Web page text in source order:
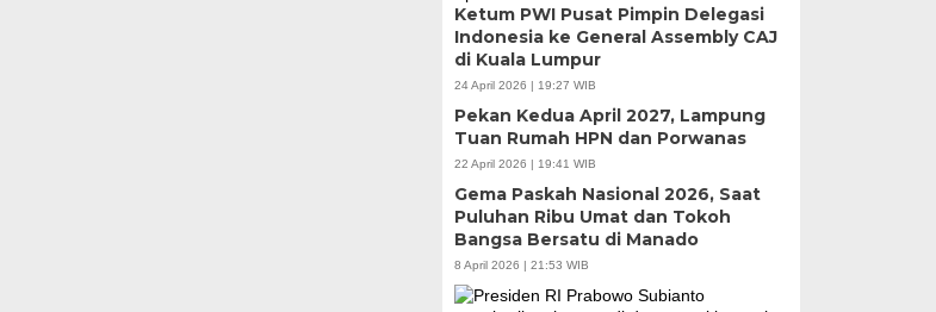
Ketum PWI Pusat Pimpin Delegasi
Indonesia ke General Assembly CAJ
di Kuala Lumpur
24 April 2026 | 19:27 WIB
Pekan Kedua April 2027, Lampung
Tuan Rumah HPN dan Porwanas
22 April 2026 | 19:41 WIB
Gema Paskah Nasional 2026, Saat
Puluhan Ribu Umat dan Tokoh
Bangsa Bersatu di Manado
8 April 2026 | 21:53 WIB